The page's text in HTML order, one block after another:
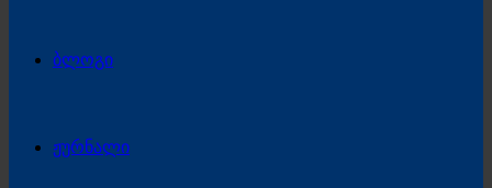
ბლოგი
ჟურნალი